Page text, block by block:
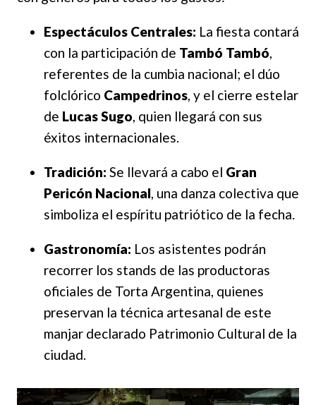
Espectáculos Centrales: La fiesta contará
con la participación de Tambó Tambó,
referentes de la cumbia nacional; el dúo
folclórico Campedrinos, y el cierre estelar
de Lucas Sugo, quien llegará con sus
éxitos internacionales.
Tradición: Se llevará a cabo el Gran
Pericón Nacional, una danza colectiva que
simboliza el espíritu patriótico de la fecha.
Gastronomía: Los asistentes podrán
recorrer los stands de las productoras
oficiales de Torta Argentina, quienes
preservan la técnica artesanal de este
manjar declarado Patrimonio Cultural de la
ciudad.